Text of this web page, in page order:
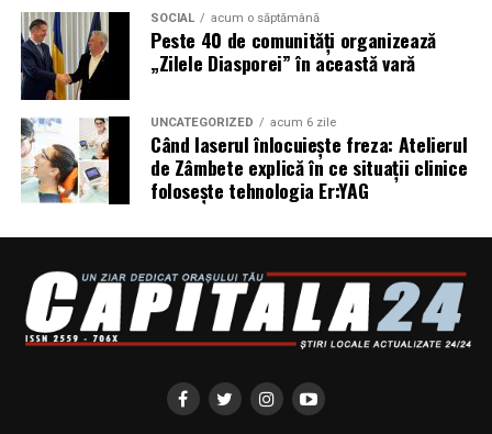
www.frpadbol.ro
www.padbol.ro
Articol preluat dinpresadeazi.ro
SOCIAL acum o săptămână
Peste 40 de comunități organizează
„Zilele Diasporei” în această vară
UNCATEGORIZED acum 6 zile
Când laserul înlocuiește freza: Atelierul
de Zâmbete explică în ce situații clinice
folosește tehnologia Er:YAG